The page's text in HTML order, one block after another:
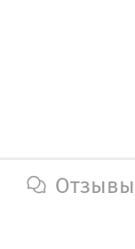
Отзывы